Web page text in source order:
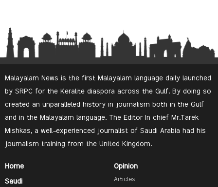
Malayalam News is the first Malayalam language daily launched
by SRPC for the Keralite diaspora across the Gulf. By doing so
created an unparalleled history in journalism both in the Gulf
and in the Malayalam language. The Editor In chief Mr.Tarek
Mishkas, a well-experienced journalist of Saudi Arabia had his
journalism training from the United Kingdom.
Home
Saudi
Opinion
Articles